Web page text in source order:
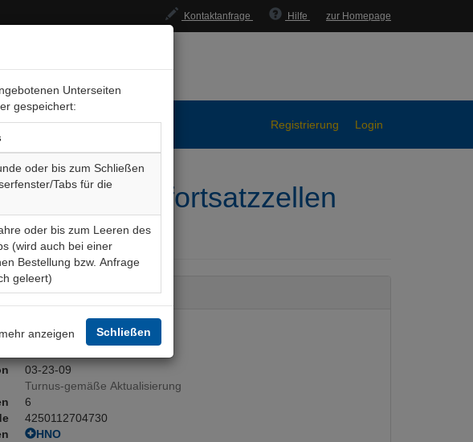
Kontaktanfrage Hilfe zur Homepage
Registrierung Login
Unterseiten
gespeichert:
oder bis zum Schließen
Tabs für die
oder bis zum Leeren des
(wird auch bei einer
Bestellung bzw. Anfrage
geleert)
anzeigen Schließen
der Warzenfortsatzzellen
03-23-09
Turnus-gemäße Aktualisierung
6
4250112704730
HNO